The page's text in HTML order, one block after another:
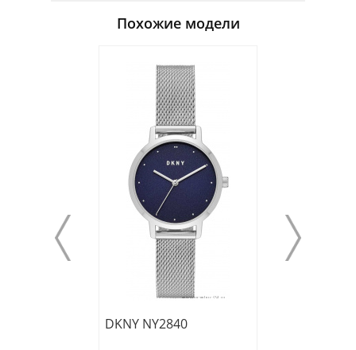
Похожие модели
DKNY NY2840